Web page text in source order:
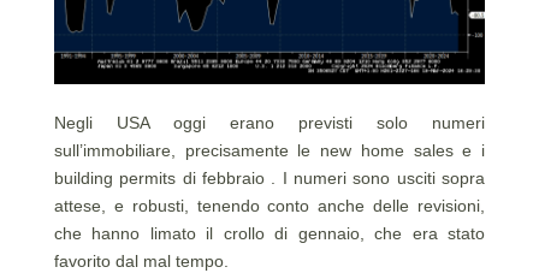
Negli USA oggi erano previsti solo numeri
sull’immobiliare, precisamente le new home sales e i
building permits di febbraio . I numeri sono usciti sopra
attese, e robusti, tenendo conto anche delle revisioni,
che hanno limato il crollo di gennaio, che era stato
favorito dal mal tempo.